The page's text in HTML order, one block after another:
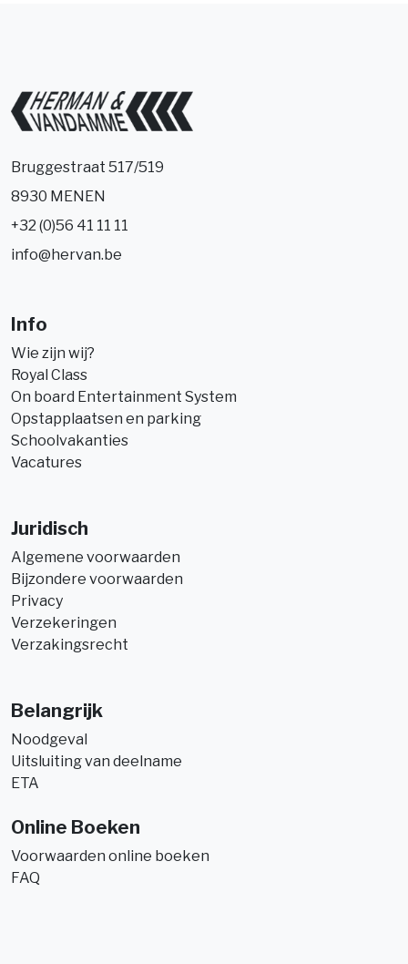
Bruggestraat 517/519
8930 MENEN
+32 (0)56 41 11 11
info@hervan.be
Info
Wie zijn wij?
Royal Class
On board Entertainment System
Opstapplaatsen en parking
Schoolvakanties
Vacatures
Juridisch
Algemene voorwaarden
Bijzondere voorwaarden
Privacy
Verzekeringen
Verzakingsrecht
Belangrijk
Noodgeval
Uitsluiting van deelname
ETA
Online Boeken
Voorwaarden online boeken
FAQ